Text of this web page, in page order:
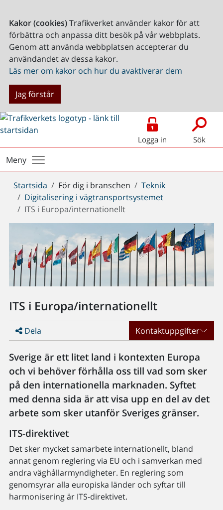
Kakor (cookies)Trafikverket använder kakor för att
förbättra och anpassa ditt besök på vår webbplats.
Genom att använda webbplatsen accepterar du
användandet av dessa kakor.
Läs mer om kakor och hur du avaktiverar dem
Jag förstår
Logga in Sök
Meny
Du
är
här:
Startsida För dig i branschen
Teknik
Digitalisering i vägtransportsystemet
ITS i Europa/internationellt
ITS i Europa/internationellt
Dela Kontaktuppgifter
Sverige är ett litet land i kontexten Europa
och vi behöver förhålla oss till vad som sker
på den internationella marknaden. Syftet
med denna sida är att visa upp en del av det
arbete som sker utanför Sveriges gränser.
ITS-direktivet
Det sker mycket samarbete internationellt, bland
annat genom reglering via EU och i samverkan med
andra väghållarmyndigheter. En reglering som
genomsyrar alla europiska länder och syftar till
harmonisering är ITS-direktivet.